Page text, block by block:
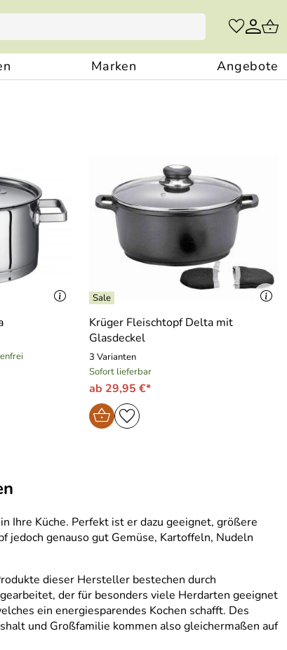
Marken Angebote
Krüger Fleischtopf Delta mit
Glasdeckel
3 Varianten
Sofort lieferbar
ab 29,95 €*
Ihre Küche. Perfekt ist er dazu geeignet, größere
jedoch genauso gut Gemüse, Kartoffeln, Nudeln
dieser Hersteller bestechen durch
der für besonders viele Herdarten geeignet
ein energiesparendes Kochen schafft. Des
und Großfamilie kommen also gleichermaßen auf